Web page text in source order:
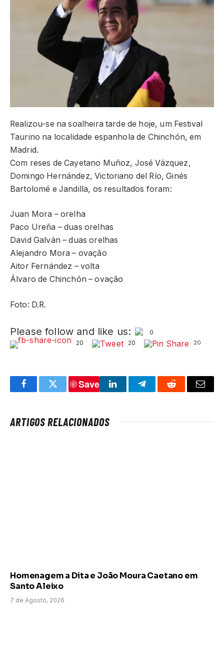
Realizou-se na soalheira tarde de hoje, um Festival
Taurino na localidade espanhola de Chinchón, em
Madrid.
Com reses de Cayetano Muñoz, José Vázquez,
Domingo Hernández, Victoriano del Río, Ginés
Bartolomé e Jandilla, os resultados foram:
Juan Mora – orelha
Paco Ureña – duas orelhas
David Galván – duas orelhas
Alejandro Mora – ovação
Aitor Fernández – volta
Álvaro de Chinchón – ovação
Foto: D.R.
Please follow and like us:
0
20
20 20
FacebookTwitter
Save
LinkedInTelegramReddit Email
ARTIGOS RELACIONADOS
Homenagem a Dita e João Moura Caetano em
Santo Aleixo
7 de Agosto, 2026